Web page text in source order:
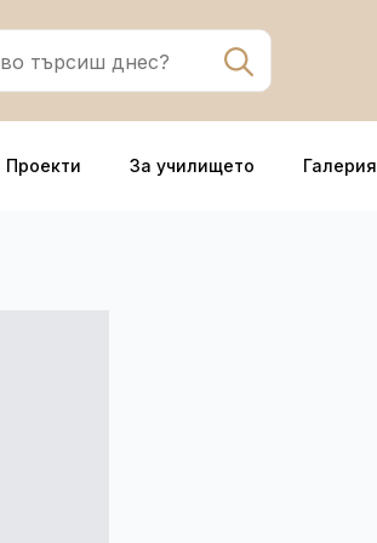
Search
Проекти За училището Галерия